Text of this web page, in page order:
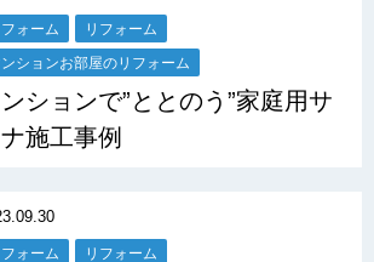
フォーム リフォーム
ションお部屋のリフォーム
ションで”ととのう”家庭用サ
施工事例
フォーム リフォーム